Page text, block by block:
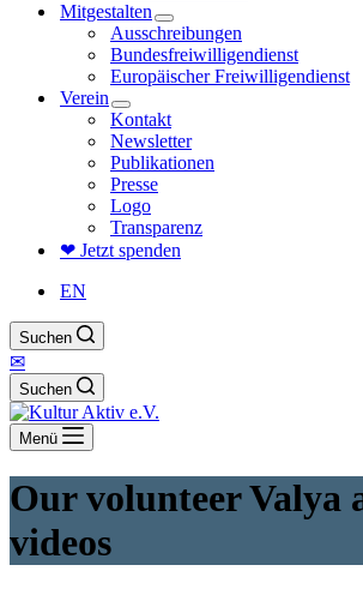
Mitgestalten
Ausschreibungen
Bundesfreiwilligendienst
Europäischer Freiwilligendienst
Verein
Kontakt
Newsletter
Publikationen
Presse
Logo
Transparenz
❤ Jetzt spenden
EN
Suchen
✉
Suchen
Menü
Our volunteer Valya
videos